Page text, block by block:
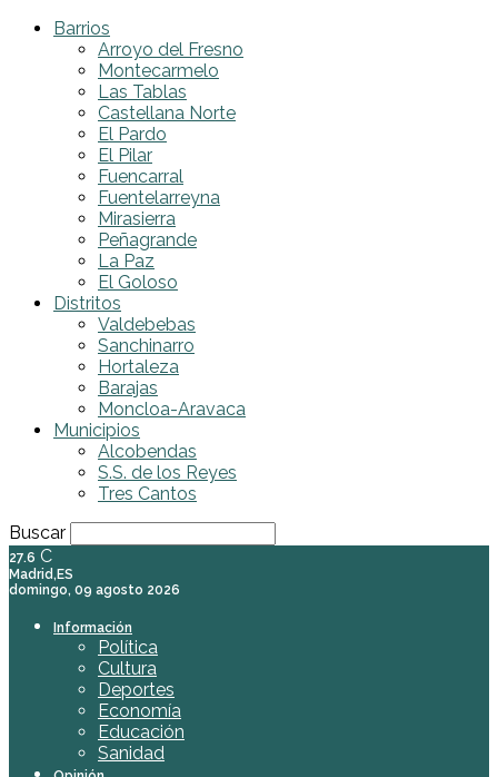
Barrios
Arroyo del Fresno
Montecarmelo
Las Tablas
Castellana Norte
El Pardo
El Pilar
Fuencarral
Fuentelarreyna
Mirasierra
Peñagrande
La Paz
El Goloso
Distritos
Valdebebas
Sanchinarro
Hortaleza
Barajas
Moncloa-Aravaca
Municipios
Alcobendas
S.S. de los Reyes
Tres Cantos
Buscar
27.6 C
Madrid,ES
domingo, 09 agosto 2026
Información
Política
Cultura
Deportes
Economía
Educación
Sanidad